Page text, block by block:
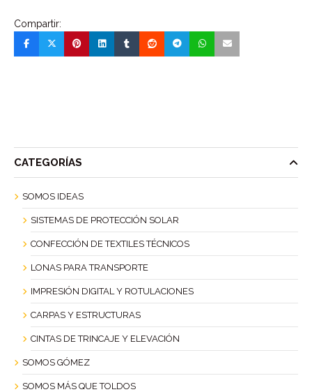
Compartir:
CATEGORÍAS
SOMOS IDEAS
SISTEMAS DE PROTECCIÓN SOLAR
CONFECCIÓN DE TEXTILES TÉCNICOS
LONAS PARA TRANSPORTE
IMPRESIÓN DIGITAL Y ROTULACIONES
CARPAS Y ESTRUCTURAS
CINTAS DE TRINCAJE Y ELEVACIÓN
SOMOS GÓMEZ
SOMOS MÁS QUE TOLDOS